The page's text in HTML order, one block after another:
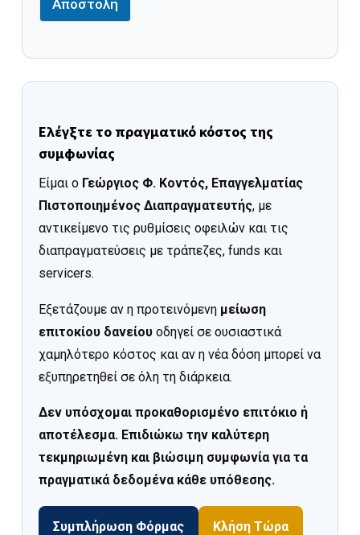
Αποστολή
Ελέγξτε το πραγματικό κόστος της
συμφωνίας
Είμαι ο Γεώργιος Φ. Κοντός, Επαγγελματίας
Πιστοποιημένος Διαπραγματευτής, με
αντικείμενο τις ρυθμίσεις οφειλών και τις
διαπραγματεύσεις με τράπεζες, funds και
servicers.
Εξετάζουμε αν η προτεινόμενη μείωση
επιτοκίου δανείου οδηγεί σε ουσιαστικά
χαμηλότερο κόστος και αν η νέα δόση μπορεί να
εξυπηρετηθεί σε όλη τη διάρκεια.
Δεν υπόσχομαι προκαθορισμένο επιτόκιο ή
αποτέλεσμα. Επιδιώκω την καλύτερη
τεκμηριωμένη και βιώσιμη συμφωνία για τα
πραγματικά δεδομένα κάθε υπόθεσης.
Συμπλήρωση Φόρμας Κλήση Τώρα